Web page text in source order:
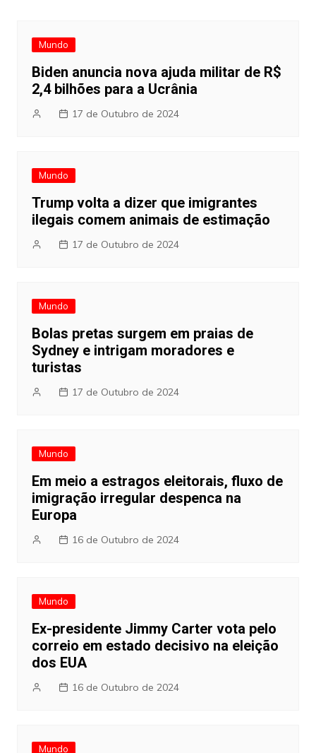
Mundo
Biden anuncia nova ajuda militar de R$
2,4 bilhões para a Ucrânia
17 de Outubro de 2024
Mundo
Trump volta a dizer que imigrantes
ilegais comem animais de estimação
17 de Outubro de 2024
Mundo
Bolas pretas surgem em praias de
Sydney e intrigam moradores e
turistas
17 de Outubro de 2024
Mundo
Em meio a estragos eleitorais, fluxo de
imigração irregular despenca na
Europa
16 de Outubro de 2024
Mundo
Ex-presidente Jimmy Carter vota pelo
correio em estado decisivo na eleição
dos EUA
16 de Outubro de 2024
Mundo